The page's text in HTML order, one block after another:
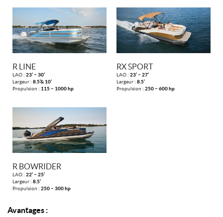
R LINE
LAO : 23’ – 30’
Largeur : 8.5’& 10’
Propulsion : 115 – 1000 hp
RX SPORT
LAO : 23’ – 27’
Largeur : 8.5’
Propulsion : 250 – 600 hp
R BOWRIDER
LAO : 22’ – 25’
Largeur : 8.5’
Propulsion : 250 – 300 hp
Avantages :